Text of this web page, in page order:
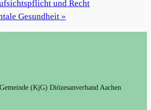
und Recht
Gesundheit »
(KjG) Diözesanverband Aachen